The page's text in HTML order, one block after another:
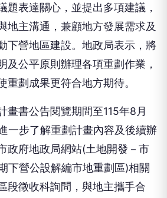
題表達關心，並提出多項建議，
地主溝通，兼顧地方發展需求及
下營地區建設。地政局表示，將
及公平原則辦理各項重劃作業，
重劃成果更符合地方期待。
畫書公告閱覽期間至115年8月
一步了解重劃計畫內容及後續辦
政府地政局網站(土地開發－市
下營公設解編市地重劃區)相關
段徵收科詢問，與地主攜手合